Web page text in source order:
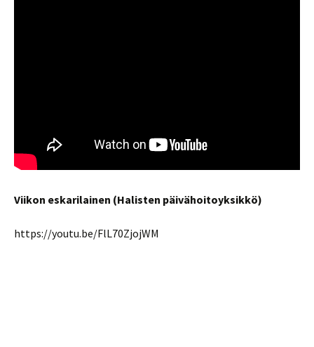
Viikon eskarilainen (Halisten päivähoitoyksikkö)
https://youtu.be/FlL70ZjojWM